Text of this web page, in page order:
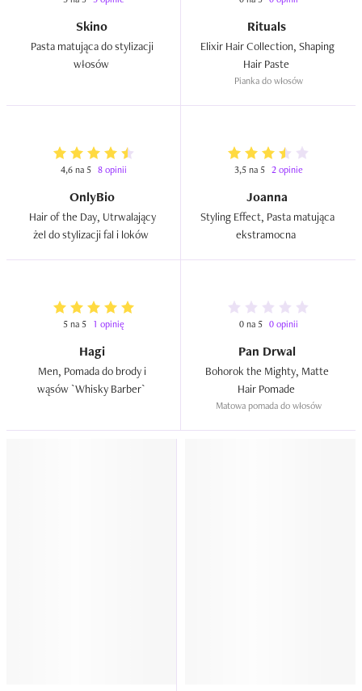
Skino
Pasta matująca do stylizacji
Rituals
Elixir Hair Collection, Shaping
Pianka do włosów
4,6 na 5 8 opinii
OnlyBio
Hair of the Day, Utrwalający
3,5 na 5 2 opinie
Joanna
Styling Effect, Pasta matująca
5 na 5 1 opinię
Hagi
Men, Pomada do brody i
0 na 5 0 opinii
Pan Drwal
Bohorok the Mighty, Matte
Matowa pomada do włosów